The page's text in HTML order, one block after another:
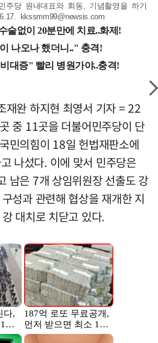
주당 원내대표와 회동, 기념촬영을 하기
kkssmm99@newsis.com
재완 하지현 최영서 기자 = 22
중 11곳을 더불어민주당이 단
민의힘이 18일 헌법재판소에
나섰다. 이에 맞서 민주당은
남은 7개 상임위원장 선출도 강
성과 관련해 협상을 재개한 지
대치로 치닫고 있다.